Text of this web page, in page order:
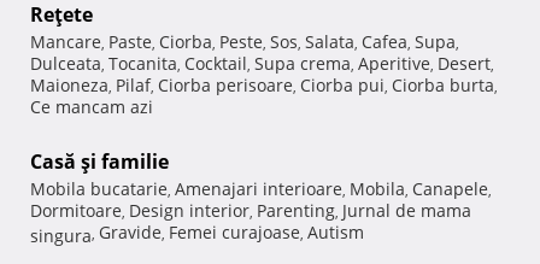
Reţete
Mancare, Paste, Ciorba, Peste, Sos, Salata, Cafea, Supa,
Dulceata, Tocanita, Cocktail, Supa crema, Aperitive, Desert,
Maioneza, Pilaf, Ciorba perisoare, Ciorba pui, Ciorba burta,
Ce mancam azi
Casă şi familie
Mobila bucatarie, Amenajari interioare, Mobila, Canapele,
Dormitoare, Design interior, Parenting, Jurnal de mama
singura, Gravide, Femei curajoase, Autism